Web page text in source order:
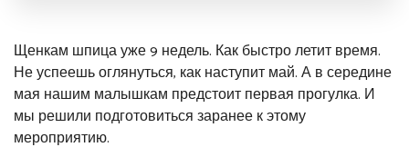
Щенкам шпица уже 9 недель. Как быстро летит время.
Не успеешь оглянуться, как наступит май. А в середине
мая нашим малышкам предстоит первая прогулка. И
мы решили подготовиться заранее к этому
мероприятию.